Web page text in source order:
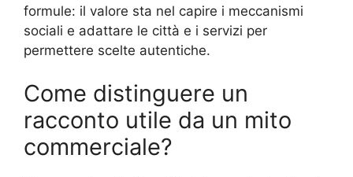
formule: il valore sta nel capire i meccanismi
sociali e adattare le città e i servizi per
permettere scelte autentiche.
Come distinguere un
racconto utile da un mito
commerciale?